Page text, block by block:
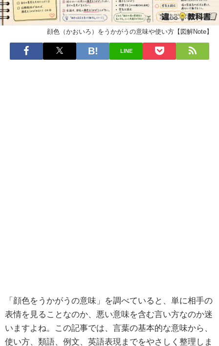
顔色（かおいろ）をうかがうの意味や使い方【図解Note】
LINE
「顔色をうかがうの意味」を調べていると、単に相手の
表情を見ることなのか、悪い意味を含む言い方なのか迷
いますよね。この記事では、言葉の基本的な意味から、
使い方、類語、例文、英語表現までをやさしく整理しま